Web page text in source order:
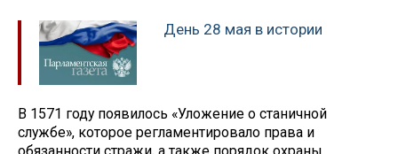
День 28 мая в истории
В 1571 году появилось «Уложение о станичной
службе», которое регламентировало права и